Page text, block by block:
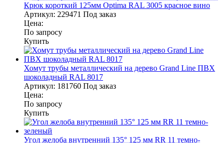
Крюк короткий 125мм Optima RAL 3005 красное вино
Артикул: 229471 Под заказ
Цена:
По запросу
Купить
Хомут трубы металлический на дерево Grand Line ПВХ
шоколадный RAL 8017
Артикул: 181760 Под заказ
Цена:
По запросу
Купить
Угол желоба внутренний 135° 125 мм RR 11 темно-